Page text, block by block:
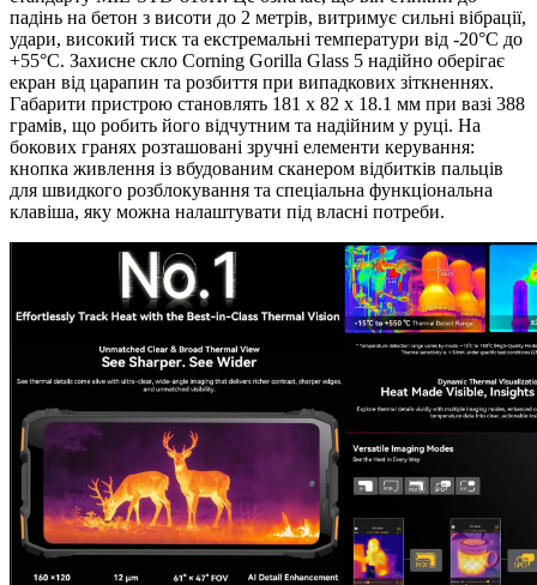
падінь на бетон з висоти до 2 метрів, витримує сильні вібрації,
удари, високий тиск та екстремальні температури від -20°C до
+55°C. Захисне скло Corning Gorilla Glass 5 надійно оберігає
екран від царапин та розбиття при випадкових зіткненнях.
Габарити пристрою становлять 181 x 82 x 18.1 мм при вазі 388
грамів, що робить його відчутним та надійним у руці. На
бокових гранях розташовані зручні елементи керування:
кнопка живлення із вбудованим сканером відбитків пальців
для швидкого розблокування та спеціальна функціональна
клавіша, яку можна налаштувати під власні потреби.